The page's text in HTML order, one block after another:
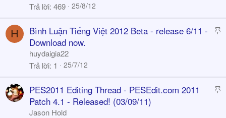
c
k
Trả lời 469 25/8/12
H
S
k
y
Bình Luận Tiếng Việt 2012 Beta - release 6/11 -
Download now.
huydaigia22
Trả lời 1 25/7/12
S
PES2011 Editing Thread - PESEdit.com 2011
Patch 4.1 - Released! (03/09/11)
Jason Hold